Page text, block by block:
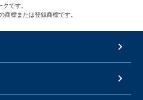
です。
標または登録商標です。